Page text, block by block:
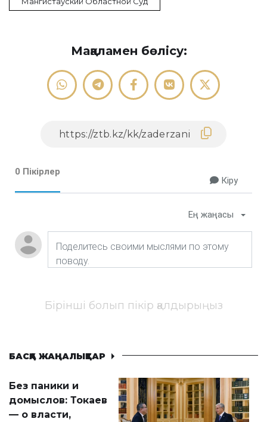
Мақаламен бөлісу:
0 Пікірлер
Кіру
Ең жаңасы
Бірінші болып пікір қалдырыңыз
БАСҚА ЖАҢАЛЫҚТАР
Без паники и
домыслов: Токаев
— о власти,